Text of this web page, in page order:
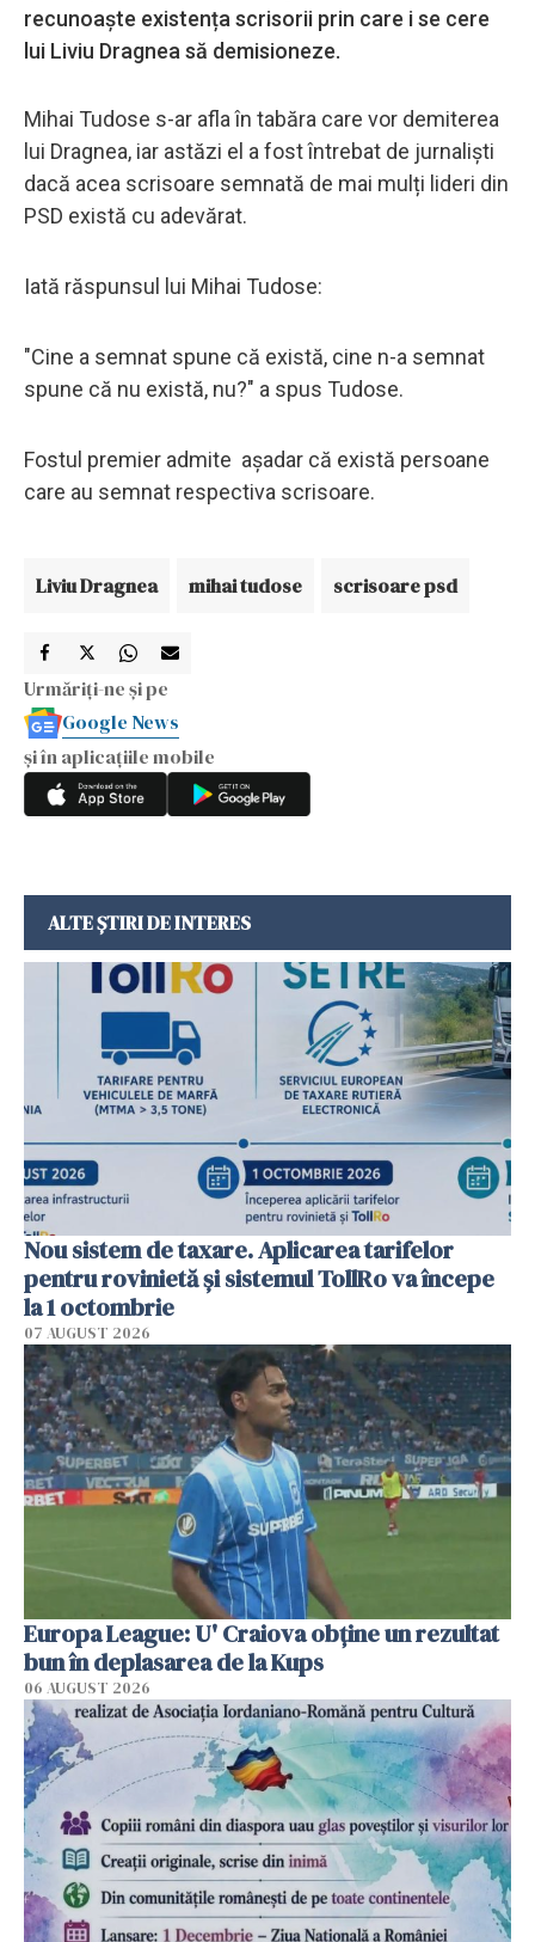
recunoaște existența scrisorii prin care i se cere
lui Liviu Dragnea să demisioneze.
Mihai Tudose s-ar afla în tabăra care vor demiterea
lui Dragnea, iar astăzi el a fost întrebat de jurnaliști
dacă acea scrisoare semnată de mai mulți lideri din
PSD există cu adevărat.
Iată răspunsul lui Mihai Tudose:
"Cine a semnat spune că există, cine n-a semnat
spune că nu există, nu?" a spus Tudose.
Fostul premier admite așadar că există persoane
care au semnat respectiva scrisoare.
Liviu Dragnea mihai tudose scrisoare psd
Urmăriți-ne și pe
Google News
și în aplicațiile mobile
ALTE ȘTIRI DE INTERES
Nou sistem de taxare. Aplicarea tarifelor
pentru rovinietă şi sistemul TollRo va începe
la 1 octombrie
07 AUGUST 2026
Europa League: U' Craiova obține un rezultat
bun în deplasarea de la Kups
06 AUGUST 2026